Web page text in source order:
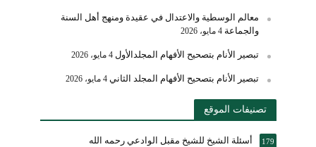
معالم الوسطية والاعتدال في عقيدة ومنهج أهل السنة
والجماعة 4 مايو، 2026
تبصير الأنام بتصحيح الأفهام المجلدالأول 4 مايو، 2026
تبصير الأنام بتصحيح الأفهام المجلد الثاني 4 مايو، 2026
تصنيفات الموقع
أسئلة الشيخ للشيخ مقبل الوادعي رحمه الله 179